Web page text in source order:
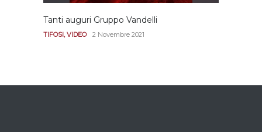
Tanti auguri Gruppo Vandelli
TIFOSI,VIDEO 2 Novembre 2021